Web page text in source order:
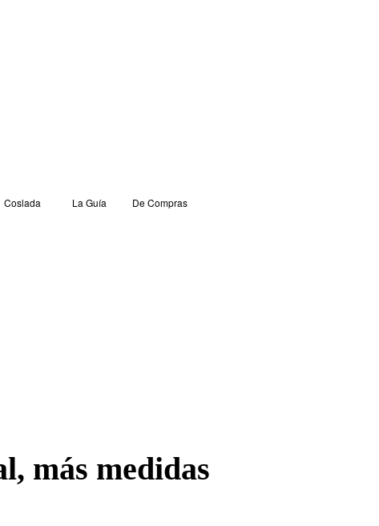
Coslada La Guía
De Compras
más medidas